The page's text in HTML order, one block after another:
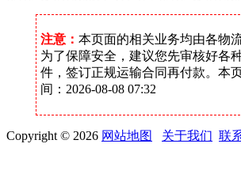
注意：本页面的相关业务均由各物
为了保障安全，建议您先审核好各
件，签订正规运输合同再付款。本
间：2026-08-08 07:32
Copyright © 2026 网站地图 关于我们 联